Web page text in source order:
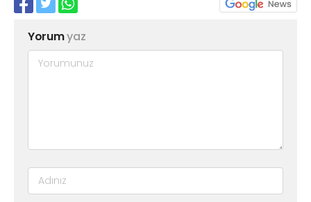
Yorumyaz